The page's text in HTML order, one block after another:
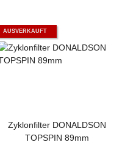
AUSVERKAUFT
Zyklonfilter DONALDSON
TOPSPIN 89mm